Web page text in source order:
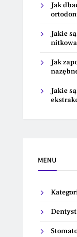
Jak
Jakie
Jak
Jakie
MENU